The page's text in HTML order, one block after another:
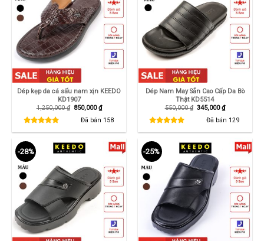
Dép kẹp da cá sấu nam xịn KEEDO
KD1907
1,250,000₫ Giá
1,250,000 ₫.
850,000₫Giá
hiện
tại
là:
850,000 ₫.
Đã bán 158
Dép Nam May Sẵn Cao Cấp Da Bò
Thật KD5514
550,000₫ Giá
550,000 ₫.
345,000₫Giá
hiện
tại
là:
345,000 ₫.
Đã bán 129
-28% -25%